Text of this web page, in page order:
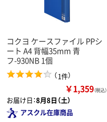
コクヨ ケースファイル PPシ
ート A4 背幅35mm 青
フ-930NB 1個
（1件）
￥1,359（税込）
お届け日：8月8日（土）
アスクル在庫商品